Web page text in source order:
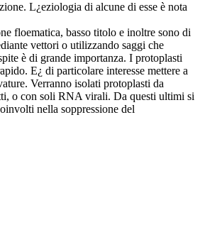
L¿eziologia di alcune di esse è nota
floematica, basso titolo e inoltre sono di
vettori o utilizzando saggi che
è di grande importanza. I protoplasti
E¿ di particolare interesse mettere a
Verranno isolati protoplasti da
o con soli RNA virali. Da questi ultimi si
nella soppressione del